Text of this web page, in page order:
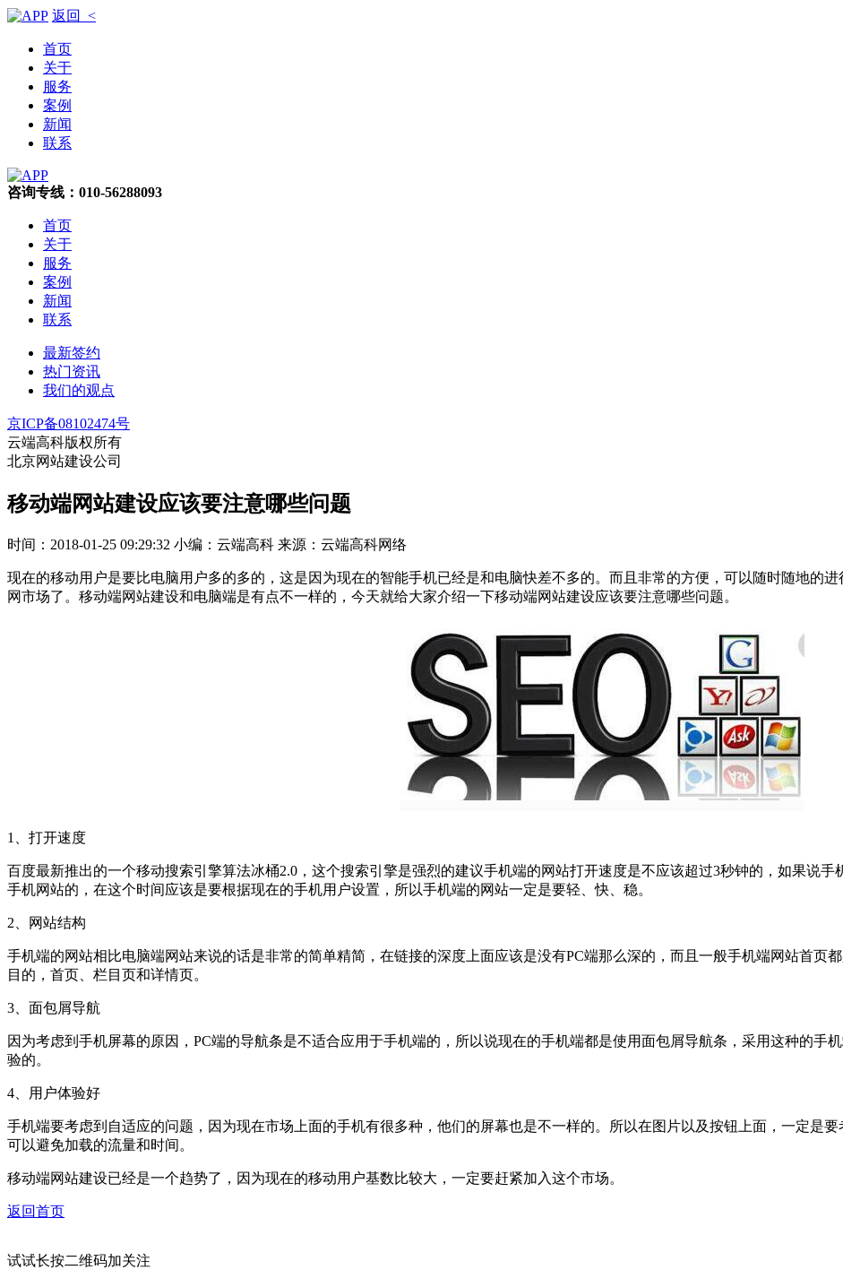
返回 <
首页
关于
服务
案例
新闻
联系
咨询专线：010-56288093
首页
关于
服务
案例
新闻
联系
最新签约
热门资讯
我们的观点
京ICP备08102474号
云端高科版权所有
北京网站建设公司
移动端网站建设应该要注意哪些问题
时间：2018-01-25 09:29:32 小编：云端高科 来源：云端高科网络
现在的移动用户是要比电脑用户多的多的，这是因为现在的智能手机已经是和电脑快差不多的。而且非常的方便，可以随时随地的
网市场了。移动端网站建设和电脑端是有点不一样的，今天就给大家介绍一下移动端网站建设应该要注意哪些问题。
1、打开速度
百度最新推出的一个移动搜索引擎算法冰桶2.0，这个搜索引擎是强烈的建议手机端的网站打开速度是不应该超过3秒钟的，如果说
手机网站的，在这个时间应该是要根据现在的手机用户设置，所以手机端的网站一定是要轻、快、稳。
2、网站结构
手机端的网站相比电脑端网站来说的话是非常的简单精简，在链接的深度上面应该是没有PC端那么深的，而且一般手机端网站首页
目的，首页、栏目页和详情页。
3、面包屑导航
因为考虑到手机屏幕的原因，PC端的导航条是不适合应用于手机端的，所以说现在的手机端都是使用面包屑导航条，采用这种的手
验的。
4、用户体验好
手机端要考虑到自适应的问题，因为现在市场上面的手机有很多种，他们的屏幕也是不一样的。所以在图片以及按钮上面，一定是要
可以避免加载的流量和时间。
移动端网站建设已经是一个趋势了，因为现在的移动用户基数比较大，一定要赶紧加入这个市场。
返回首页
试试长按二维码加关注